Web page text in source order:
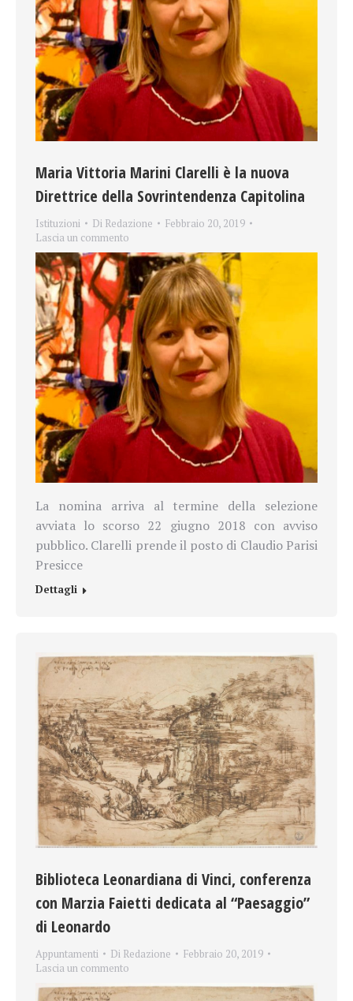
Maria Vittoria Marini Clarelli è la nuova
Direttrice della Sovrintendenza Capitolina
Istituzioni Di Redazione
Febbraio 20, 2019
Lascia un commento
La nomina arriva al termine della selezione
avviata lo scorso 22 giugno 2018 con avviso
pubblico. Clarelli prende il posto di Claudio Parisi
Presicce
Dettagli
Biblioteca Leonardiana di Vinci, conferenza
con Marzia Faietti dedicata al “Paesaggio”
di Leonardo
Appuntamenti Di Redazione
Febbraio 20, 2019
Lascia un commento